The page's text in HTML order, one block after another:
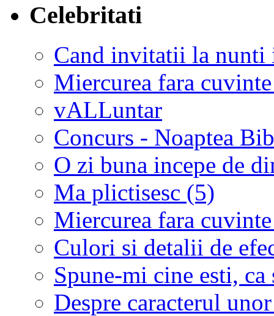
Celebritati
Cand invitatii la nunti
Miercurea fara
vALLuntar
Concurs - Noaptea
O zi buna incepe de
Ma plictisesc (5)
Miercurea fara
Culori si detalii de
Spune-mi cine esti, ca
Despre caracterul